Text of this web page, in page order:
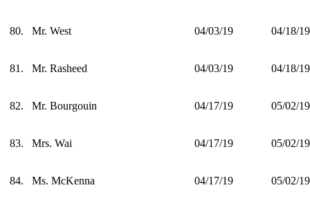
80. Mr. West 04/03/19 04/18/19
81. Mr. Rasheed 04/03/19 04/18/19
82. Mr. Bourgouin 04/17/19 05/02/19
83. Mrs. Wai 04/17/19 05/02/19
84. Ms. McKenna 04/17/19 05/02/19